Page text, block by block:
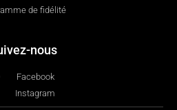
de fidélité
nous
Facebook
Instagram